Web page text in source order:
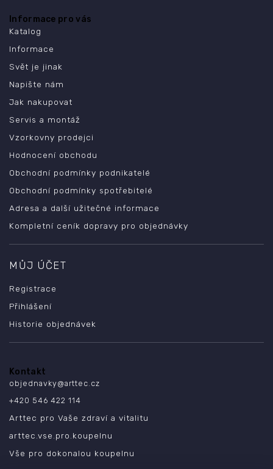
Informace pro vás
Katalog
Informace
Svět je jinak
Napište nám
Jak nakupovat
Servis a montáž
Vzorkovny prodejci
Hodnocení obchodu
Obchodní podmínky podnikatelé
Obchodní podmínky spotřebitelé
Adresa a další užitečné informace
Kompletní ceník dopravy pro objednávky
MŮJ ÚČET
Registrace
Přihlášení
Historie objednávek
Kontakt
objednavky@arttec.cz
+420 546 422 114
Arttec pro Vaše zdraví a vitalitu
arttec.vse.pro.koupelnu
Vše pro dokonalou koupelnu